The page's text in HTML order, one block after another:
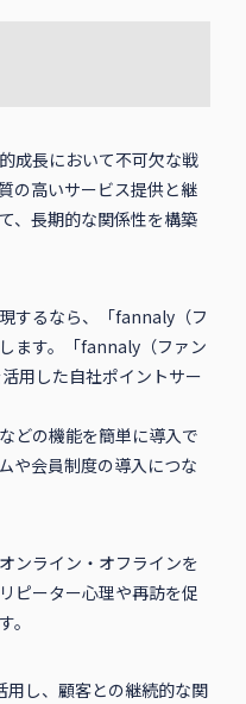
成長において不可欠な戦
の高いサービス提供と継
、長期的な関係性を構築
するなら、「fannaly（フ
ます。「fannaly（ファン
用した自社ポイントサー
どの機能を簡単に導入で
や会員制度の導入につな
ンライン・オフラインを
ピーター心理や再訪を促
。
用し、顧客との継続的な関